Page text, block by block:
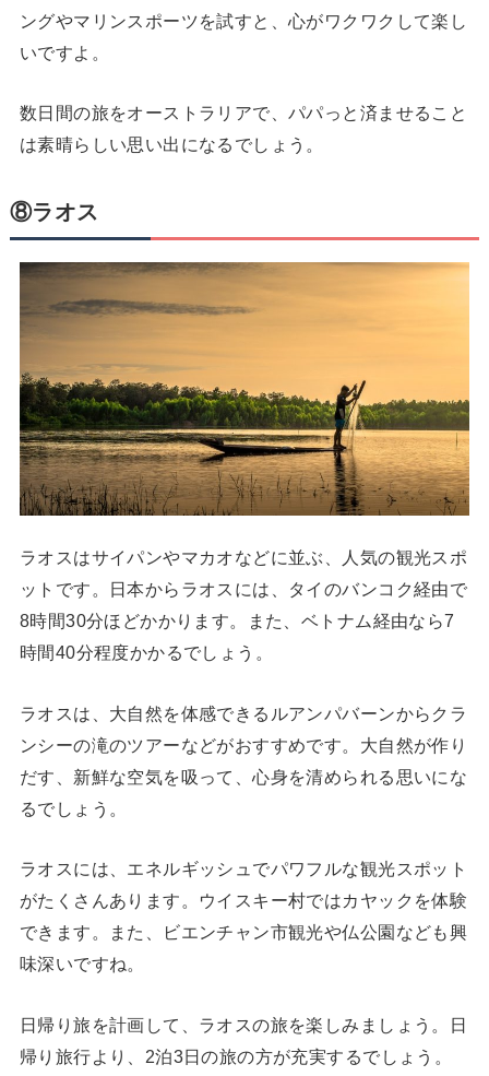
ングやマリンスポーツを試すと、心がワクワクして楽し
いですよ。
数日間の旅をオーストラリアで、パパっと済ませること
は素晴らしい思い出になるでしょう。
⑧ラオス
ラオスはサイパンやマカオなどに並ぶ、人気の観光スポ
ットです。日本からラオスには、タイのバンコク経由で
8時間30分ほどかかります。また、ベトナム経由なら7
時間40分程度かかるでしょう。
ラオスは、大自然を体感できるルアンパバーンからクラ
ンシーの滝のツアーなどがおすすめです。大自然が作り
だす、新鮮な空気を吸って、心身を清められる思いにな
るでしょう。
ラオスには、エネルギッシュでパワフルな観光スポット
がたくさんあります。ウイスキー村ではカヤックを体験
できます。また、ビエンチャン市観光や仏公園なども興
味深いですね。
日帰り旅を計画して、ラオスの旅を楽しみましょう。日
帰り旅行より、2泊3日の旅の方が充実するでしょう。